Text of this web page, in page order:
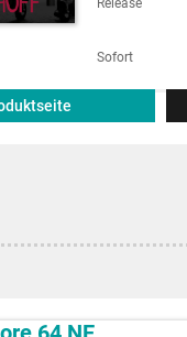
Release
Sofort